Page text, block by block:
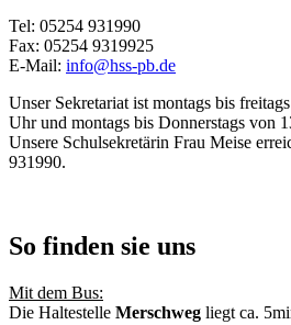
Tel: 05254 931990
Fax: 05254 9319925
E-Mail: info@hss-pb.de
Unser Sekretariat ist montags bis
Uhr und montags bis Donnerstags von
Unsere Schulsekretärin Frau Meise
931990.
So finden sie uns
Mit dem Bus:
Die Haltestelle Merschweg liegt ca.